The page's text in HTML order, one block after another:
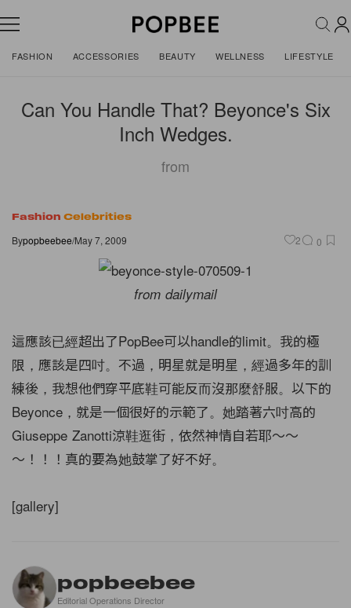
FASHION ACCESSORIES BEAUTY WELLNESS LIFESTYLE
Can You Handle That? Beyonce's Six
Inch Wedges.
from
Fashion Celebrities
Bypopbeebee/May 7, 2009 2 0
from dailymail
這應該已經超出了PopBee可以handle的limit。我的極
限，應該是四吋。不過，明星就是明星，經過多年的訓
練後，我想他們穿平底鞋可能反而沒那麼舒服。以下的
Beyonce，就是一個很好的示範了。她踏著六吋高的
Giuseppe Zanotti涼鞋逛街，依然神情自若耶～～
～！！！真的要為她鼓掌了好不好。
[gallery]
popbeebee
Editorial Operations Director